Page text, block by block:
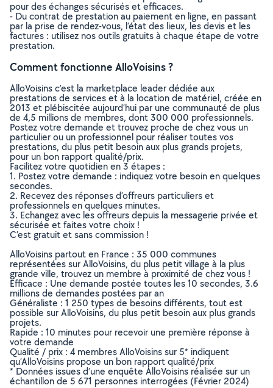
pour des échanges sécurisés et efficaces.
- Du contrat de prestation au paiement en ligne, en passant
par la prise de rendez-vous, l’état des lieux, les devis et les
factures : utilisez nos outils gratuits à chaque étape de votre
prestation.
Comment fonctionne AlloVoisins ?
AlloVoisins c’est la marketplace leader dédiée aux
prestations de services et à la location de matériel, créée en
2013 et plébiscitée aujourd’hui par une communauté de plus
de 4,5 millions de membres, dont 300 000 professionnels.
Postez votre demande et trouvez proche de chez vous un
particulier ou un professionnel pour réaliser toutes vos
prestations, du plus petit besoin aux plus grands projets,
pour un bon rapport qualité/prix.
Facilitez votre quotidien en 3 étapes :
1. Postez votre demande : indiquez votre besoin en quelques
secondes.
2. Recevez des réponses d’offreurs particuliers et
professionnels en quelques minutes.
3. Echangez avec les offreurs depuis la messagerie privée et
sécurisée et faites votre choix !
C’est gratuit et sans commission !
AlloVoisins partout en France : 35 000 communes
représentées sur AlloVoisins, du plus petit village à la plus
grande ville, trouvez un membre à proximité de chez vous !
Efficace : Une demande postée toutes les 10 secondes, 3.6
millions de demandes postées par an
Généraliste : 1 250 types de besoins différents, tout est
possible sur AlloVoisins, du plus petit besoin aux plus grands
projets.
Rapide : 10 minutes pour recevoir une première réponse à
votre demande
Qualité / prix : 4 membres AlloVoisins sur 5* indiquent
qu’AlloVoisins propose un bon rapport qualité/prix
* Données issues d’une enquête AlloVoisins réalisée sur un
échantillon de 5 671 personnes interrogées (Février 2024)